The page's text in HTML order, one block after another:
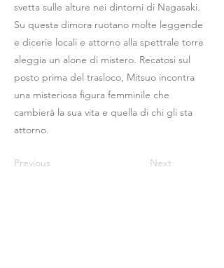
svetta sulle alture nei dintorni di Nagasaki.
Su questa dimora ruotano molte leggende
e dicerie locali e attorno alla spettrale torre
aleggia un alone di mistero. Recatosi sul
posto prima del trasloco, Mitsuo incontra
una misteriosa figura femminile che
cambierà la sua vita e quella di chi gli sta
attorno.
Previous Next